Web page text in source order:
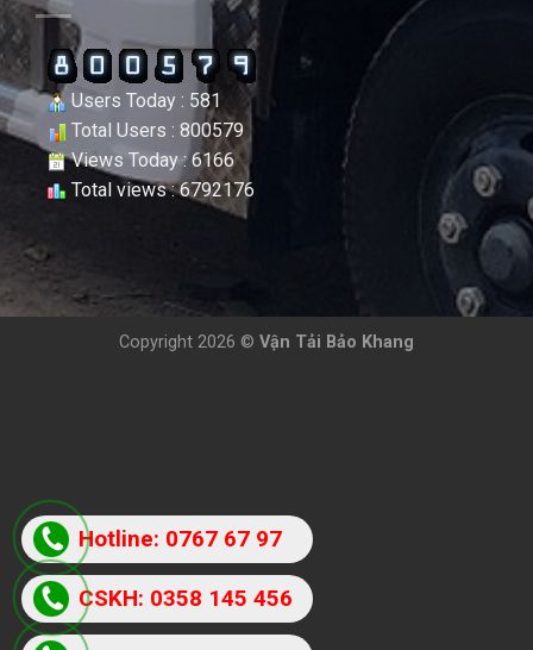
Users Today : 581
Total Users : 800579
Views Today : 6166
Total views : 6792176
Copyright 2026 © Vận Tải Bảo Khang
Hotline: 0767 67 97
87
CSKH: 0358 145 456